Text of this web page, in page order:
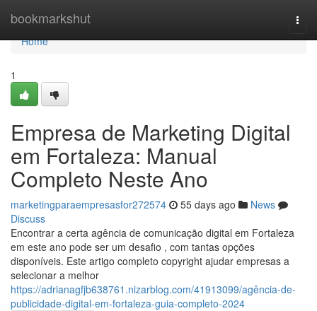
bookmarkshut
Home
Home
1
Empresa de Marketing Digital
em Fortaleza: Manual
Completo Neste Ano
marketingparaempresasfor272574 55 days ago
News
Discuss
Encontrar a certa agência de comunicação digital em Fortaleza
em este ano pode ser um desafio , com tantas opções
disponíveis. Este artigo completo copyright ajudar empresas a
selecionar a melhor
https://adrianagfjb638761.nizarblog.com/41913099/agência-de-
publicidade-digital-em-fortaleza-guia-completo-2024